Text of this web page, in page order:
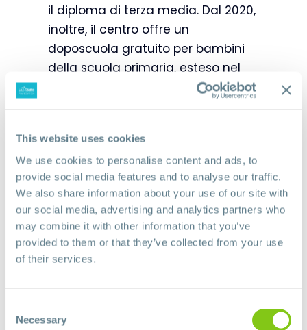
This website uses cookies
We use cookies to personalise content and ads, to
provide social media features and to analyse our traffic.
We also share information about your use of our site with
our social media, advertising and analytics partners who
may combine it with other information that you’ve
provided to them or that they’ve collected from your use
of their services.
Selection
Necessary
il diploma di terza media. Dal 2020,
inoltre, il centro offre un
doposcuola gratuito per bambini
della scuola primaria, esteso nel
2022 anche agli studenti delle
Il centro non offre soltanto attività
educative, ma anche laboratori
emotivi, artistici, sportivi e di
orientamento professionale, per
sviluppare le competenze
trasversali, l’autostima e
l’autonomia dei beneficiari.